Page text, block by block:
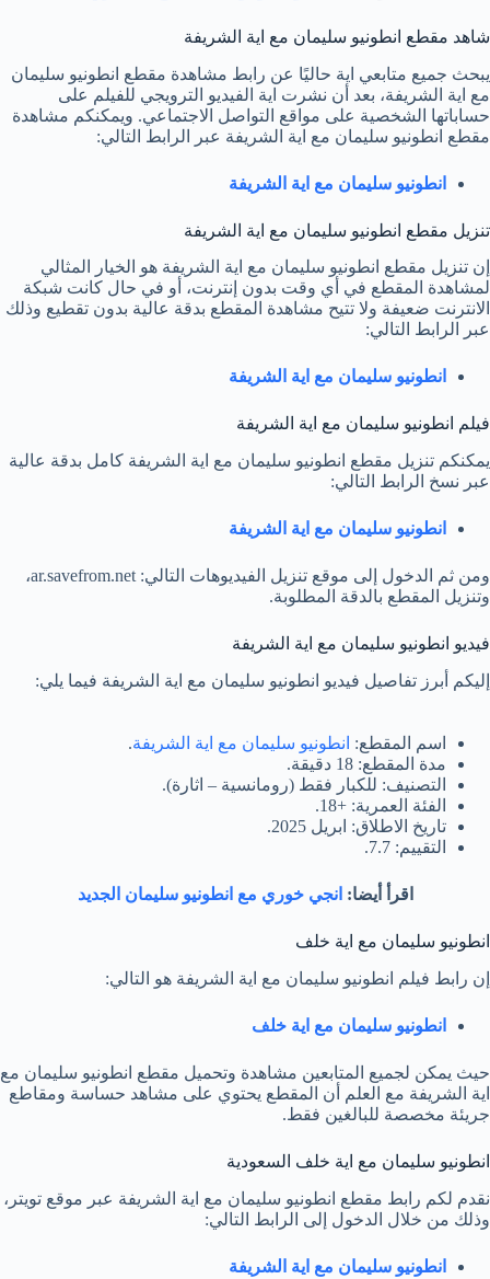
شاهد مقطع انطونيو سليمان مع اية الشريفة
يبحث جميع متابعي اية حاليًا عن رابط مشاهدة مقطع انطونيو سليمان
مع اية الشريفة، بعد أن نشرت اية الفيديو الترويجي للفيلم على
حساباتها الشخصية على مواقع التواصل الاجتماعي. ويمكنكم مشاهدة
مقطع انطونيو سليمان مع اية الشريفة عبر الرابط التالي:
انطونيو سليمان مع اية الشريفة
تنزيل مقطع انطونيو سليمان مع اية الشريفة
إن تنزيل مقطع انطونيو سليمان مع اية الشريفة هو الخيار المثالي
لمشاهدة المقطع في أي وقت بدون إنترنت، أو في حال كانت شبكة
الانترنت ضعيفة ولا تتيح مشاهدة المقطع بدقة عالية بدون تقطيع وذلك
عبر الرابط التالي:
انطونيو سليمان مع اية الشريفة
فيلم انطونيو سليمان مع اية الشريفة
يمكنكم تنزيل مقطع انطونيو سليمان مع اية الشريفة كامل بدقة عالية
عبر نسخ الرابط التالي:
انطونيو سليمان مع اية الشريفة
ومن ثم الدخول إلى موقع تنزيل الفيديوهات التالي: ar.savefrom.net،
وتنزيل المقطع بالدقة المطلوبة.
فيديو انطونيو سليمان مع اية الشريفة
إليكم أبرز تفاصيل فيديو انطونيو سليمان مع اية الشريفة فيما يلي:
اسم المقطع: انطونيو سليمان مع اية الشريفة.
مدة المقطع: 18 دقيقة.
التصنيف: للكبار فقط (رومانسية – اثارة).
الفئة العمرية: +18.
تاريخ الاطلاق: ابريل 2025.
التقييم: 7.7.
اقرأ أيضا: انجي خوري مع انطونيو سليمان الجديد
انطونيو سليمان مع اية خلف
إن رابط فيلم انطونيو سليمان مع اية الشريفة هو التالي:
انطونيو سليمان مع اية خلف
حيث يمكن لجميع المتابعين مشاهدة وتحميل مقطع انطونيو سليمان مع
اية الشريفة مع العلم أن المقطع يحتوي على مشاهد حساسة ومقاطع
جريئة مخصصة للبالغين فقط.
انطونيو سليمان مع اية خلف السعودية
نقدم لكم رابط مقطع انطونيو سليمان مع اية الشريفة عبر موقع تويتر،
وذلك من خلال الدخول إلى الرابط التالي:
انطونيو سليمان مع اية الشريفة